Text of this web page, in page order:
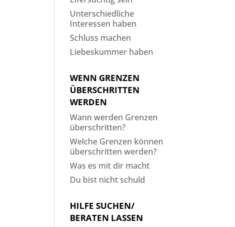
Unterschiedliche
Interessen haben
Schluss machen
Liebeskummer haben
WENN GRENZEN
ÜBERSCHRITTEN
WERDEN
Wann werden Grenzen
überschritten?
Welche Grenzen können
überschritten werden?
Was es mit dir macht
Du bist nicht schuld
HILFE SUCHEN/
BERATEN LASSEN